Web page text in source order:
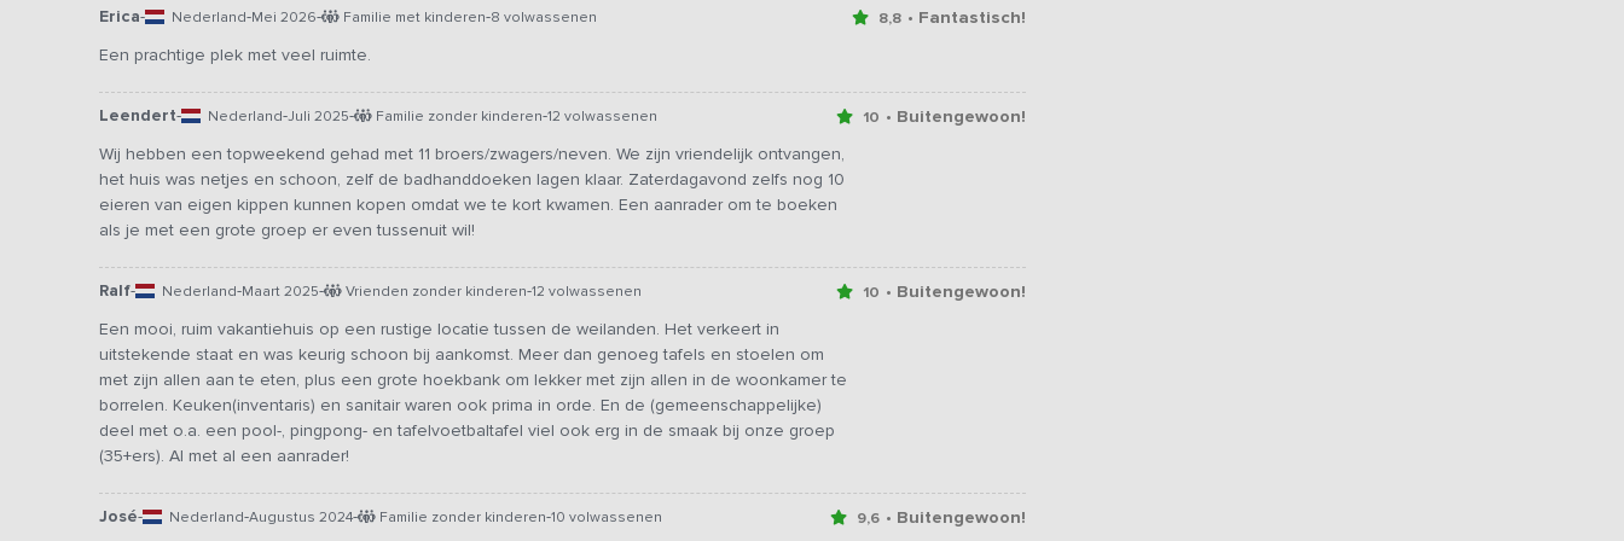
Erica- Nederland-Mei 2026- Familie met kinderen-8 volwassenen 8,8 • Fantastisch!
Een prachtige plek met veel ruimte.
Leendert- Nederland-Juli 2025- Familie zonder kinderen-12 volwassenen 10 • Buitengewoon!
Wij hebben een topweekend gehad met 11 broers/zwagers/neven. We zijn vriendelijk ontvangen,
het huis was netjes en schoon, zelf de badhanddoeken lagen klaar. Zaterdagavond zelfs nog 10
eieren van eigen kippen kunnen kopen omdat we te kort kwamen. Een aanrader om te boeken
als je met een grote groep er even tussenuit wil!
Ralf- Nederland-Maart 2025- Vrienden zonder kinderen-12 volwassenen 10 • Buitengewoon!
Een mooi, ruim vakantiehuis op een rustige locatie tussen de weilanden. Het verkeert in
uitstekende staat en was keurig schoon bij aankomst. Meer dan genoeg tafels en stoelen om
met zijn allen aan te eten, plus een grote hoekbank om lekker met zijn allen in de woonkamer te
borrelen. Keuken(inventaris) en sanitair waren ook prima in orde. En de (gemeenschappelijke)
deel met o.a. een pool-, pingpong- en tafelvoetbaltafel viel ook erg in de smaak bij onze groep
(35+ers). Al met al een aanrader!
José- Nederland-Augustus 2024- Familie zonder kinderen-10 volwassenen 9,6 • Buitengewoon!